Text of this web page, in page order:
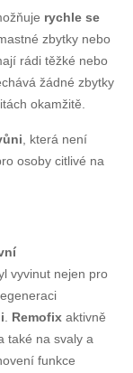
rychle se
zbytky nebo
rádi těžké nebo
žádné zbytky
okamžitě.
, která není
osoby citlivé na
vyvinut nejen pro
. Remofix aktivně
také na svaly a
funkce